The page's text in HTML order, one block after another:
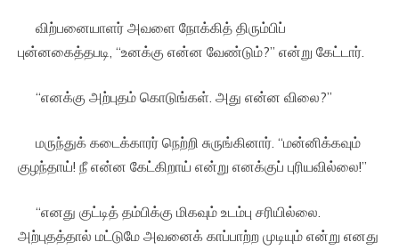
விற்பனையாளர் அவளை நோக்கித் திரும்பிப்
புன்னகைத்தபடி, “உனக்கு என்ன வேண்டும்?” என்று கேட்டார்.
“எனக்கு அற்புதம் கொடுங்கள். அது என்ன விலை?”
மருந்துக் கடைக்காரர் நெற்றி சுருங்கினார். “மன்னிக்கவும்
குழந்தாய்! நீ என்ன கேட்கிறாய் என்று எனக்குப் புரியவில்லை!”
“எனது குட்டித் தம்பிக்கு மிகவும் உடம்பு சரியில்லை.
அற்புதத்தால் மட்டுமே அவனைக் காப்பாற்ற முடியும் என்று எனது